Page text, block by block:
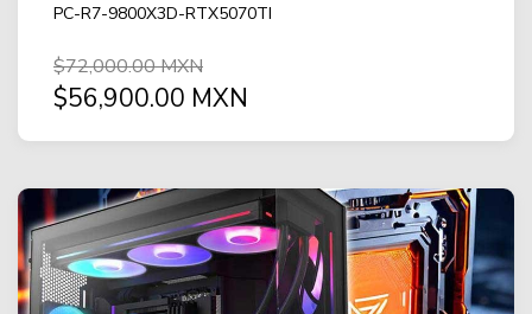
PC-R7-9800X3D-RTX5070TI
$72,000.00 MXN
$56,900.00 MXN